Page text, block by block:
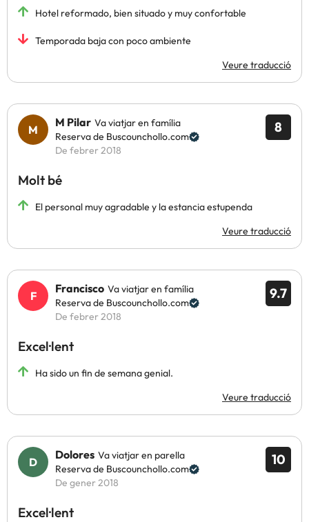
Hotel reformado, bien situado y muy confortable
Temporada baja con poco ambiente
Veure traducció
8
M Pilar Va viatjar en família
Reserva de Buscounchollo.com
De febrer 2018
Molt bé
El personal muy agradable y la estancia estupenda
Veure traducció
9.7
Francisco Va viatjar en família
Reserva de Buscounchollo.com
De febrer 2018
Excel·lent
Ha sido un fin de semana genial.
Veure traducció
10
Dolores Va viatjar en parella
Reserva de Buscounchollo.com
De gener 2018
Excel·lent